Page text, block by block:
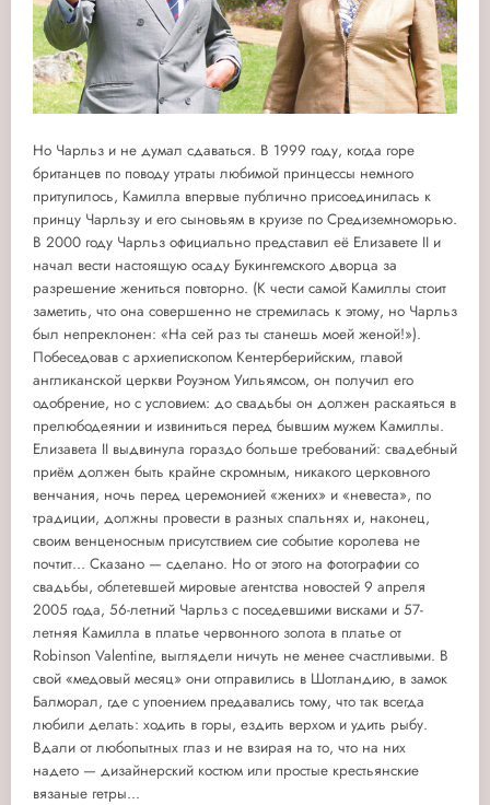
Но Чарльз и не думал сдаваться. В 1999 году, когда горе
британцев по поводу утраты любимой принцессы немного
притупилось, Камилла впервые публично присоединилась к
принцу Чарльзу и его сыновьям в круизе по Средиземноморью.
В 2000 году Чарльз официально представил её Елизавете II и
начал вести настоящую осаду Букингемского дворца за
разрешение жениться повторно. (К чести самой Камиллы стоит
заметить, что она совершенно не стремилась к этому, но Чарльз
был непреклонен: «На сей раз ты станешь моей женой!»).
Побеседовав с архиепископом Кентерберийским, главой
англиканской церкви Роуэном Уильямсом, он получил его
одобрение, но с условием: до свадьбы он должен раскаяться в
прелюбодеянии и извиниться перед бывшим мужем Камиллы.
Елизавета II выдвинула гораздо больше требований: свадебный
приём должен быть крайне скромным, никакого церковного
венчания, ночь перед церемонией «жених» и «невеста», по
традиции, должны провести в разных спальнях и, наконец,
своим венценосным присутствием сие событие королева не
почтит... Сказано — сделано. Но от этого на фотографии со
свадьбы, облетевшей мировые агентства новостей 9 апреля
2005 года, 56-летний Чарльз с поседевшими висками и 57-
летняя Камилла в платье червонного золота в платье от
Robinson Valentine, выглядели ничуть не менее счастливыми. В
свой «медовый месяц» они отправились в Шотландию, в замок
Балморал, где с упоением предавались тому, что так всегда
любили делать: ходить в горы, ездить верхом и удить рыбу.
Вдали от любопытных глаз и не взирая на то, что на них
надето — дизайнерский костюм или простые крестьянские
вязаные гетры...